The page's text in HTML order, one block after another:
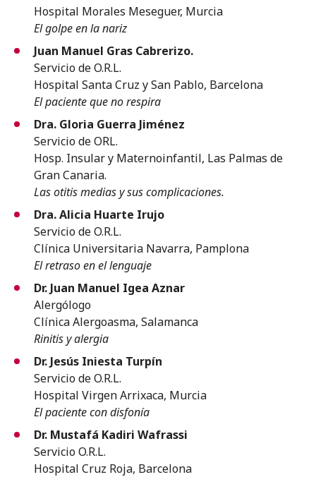
Hospital Morales Meseguer, Murcia
El golpe en la nariz
Juan Manuel Gras Cabrerizo.
Servicio de O.R.L.
Hospital Santa Cruz y San Pablo, Barcelona
El paciente que no respira
Dra. Gloria Guerra Jiménez
Servicio de ORL.
Hosp. Insular y Maternoinfantil, Las Palmas de
Gran Canaria.
Las otitis medias y sus complicaciones.
Dra. Alicia Huarte Irujo
Servicio de O.R.L.
Clínica Universitaria Navarra, Pamplona
El retraso en el lenguaje
Dr. Juan Manuel Igea Aznar
Alergólogo
Clínica Alergoasma, Salamanca
Rinitis y alergia
Dr. Jesús Iniesta Turpín
Servicio de O.R.L.
Hospital Virgen Arrixaca, Murcia
El paciente con disfonía
Dr. Mustafá Kadiri Wafrassi
Servicio O.R.L.
Hospital Cruz Roja, Barcelona